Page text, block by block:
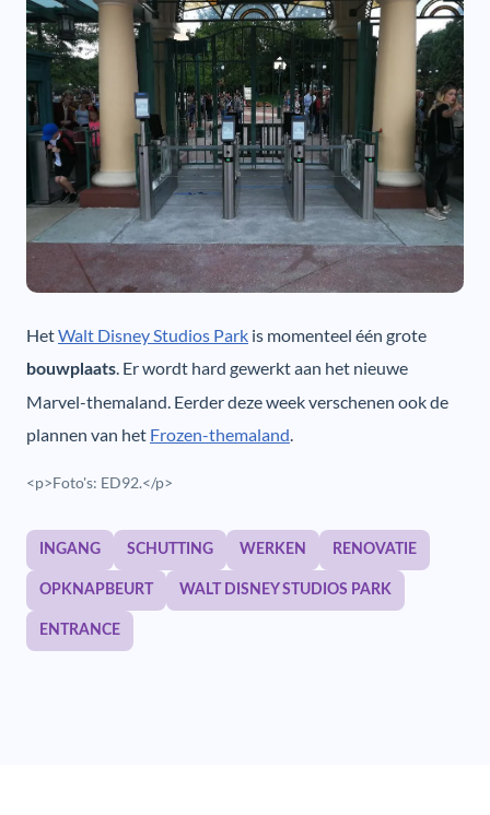
HetWalt Disney Studios Park is momenteel één grote
bouwplaats. Er wordt hard gewerkt aan het nieuwe
Marvel-themaland. Eerder deze week verschenen ook de
plannen van het Frozen-themaland.
<p>Foto's: ED92.</p>
INGANG SCHUTTING WERKEN RENOVATIE
OPKNAPBEURT WALT DISNEY STUDIOS PARK
ENTRANCE